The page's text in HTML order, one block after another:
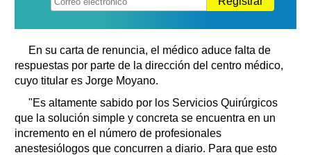
En su carta de renuncia, el médico aduce falta de
respuestas por parte de la dirección del centro médico,
cuyo titular es Jorge Moyano.
"Es altamente sabido por los Servicios Quirúrgicos
que la solución simple y concreta se encuentra en un
incremento en el número de profesionales
anestesiólogos que concurren a diario. Para que esto